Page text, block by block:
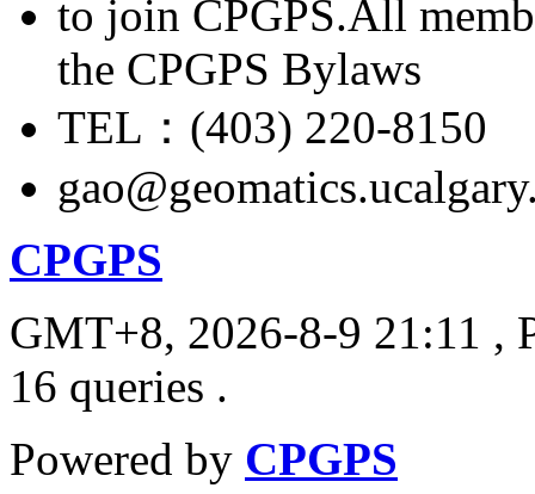
to join CPGPS.All
the CPGPS Bylaws
TEL：(403) 220-8150
CPGPS
GMT+8, 2026-8-9 21:11 ,
16 queries .
Powered by CPGPS